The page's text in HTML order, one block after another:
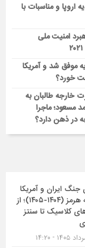
اروپا و مناسبات با
امنیت ملی
موفق شد و آمریکا
خورد؟
خارجه طالبان به
مسعود؛ ماجرا
در ذهن دارد؟
جنگ ایران و آمریکا
در تنگه هرمز (۱۴۰۴-۱۴۰۵)؛ از
کلاسیک تا سنتز